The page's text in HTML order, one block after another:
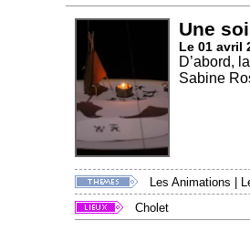
Une
Le 01 avril
D’abord,
Sabine
Les Animations
Cholet